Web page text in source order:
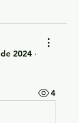
2024 ·
4